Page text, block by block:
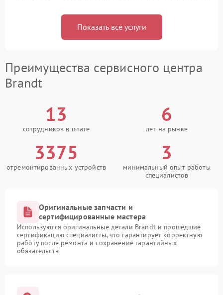
Показать все услуги
Преимущества сервисного центра
Brandt
13
сотрудников в штате
6
лет на рынке
3375
отремонтированных устройств
3
минимальный опыт работы
специалистов
Оригинальные запчасти и
сертифицированные мастера
Используются оригинальные детали Brandt и прошедшие
сертификацию специалисты, что гарантирует корректную
работу после ремонта и сохранение гарантийных
обязательств